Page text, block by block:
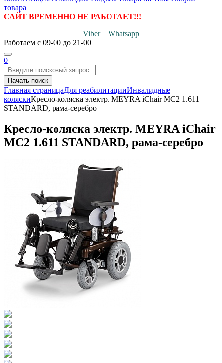
товара
САЙТ ВРЕМЕННО НЕ РАБОТАЕТ!!!
Viber
Whatsapp
Работаем с 09-00 до 21-00
0
Начать поиск
Главная страницаДля реабилитацииИнвалидные
коляскиКресло-коляска электр. MEYRA iChair MC2 1.611
STANDARD, рама-серебро
Кресло-коляска электр. MEYRA iChair
MC2 1.611 STANDARD, рама-серебро